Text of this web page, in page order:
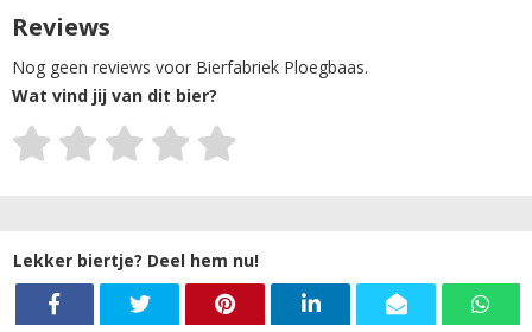
Reviews
Nog geen reviews voor Bierfabriek Ploegbaas.
Wat vind jij van dit bier?
Lekker biertje? Deel hem nu!